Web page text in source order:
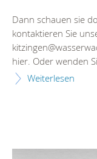
Dann schauen sie
kontaktieren Sie
hier. Oder wenden
Weiterlesen